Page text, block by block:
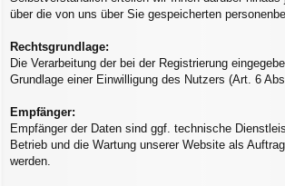
über die von uns über Sie gespeicherten
Rechtsgrundlage:
Die Verarbeitung der bei der Registrierung
Grundlage einer Einwilligung des Nutzers (Art. 6
Empfänger:
Empfänger der Daten sind ggf. technische
Betrieb und die Wartung unserer Website als
werden.